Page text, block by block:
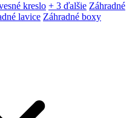
kreslo + 3 ďalšie Záhradné
lavice Záhradné boxy